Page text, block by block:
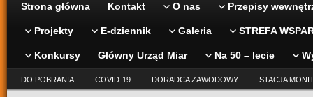
Strona główna Kontakt O nas Przepisy
Projekty E-dziennik Galeria STREFA
Konkursy Główny Urząd Miar Na 50 – lecie
DO POBRANIA COVID-19 DORADCA ZAWODOWY STACJA